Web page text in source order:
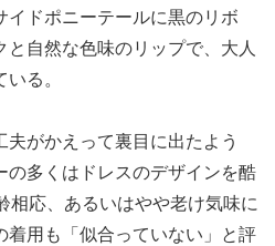
イドポニーテールに黒のリボ
と自然な色味のリップで、大人
る。
夫がかえって裏目に出たよう
の多くはドレスのデザインを酷
相応、あるいはやや老け気味に
着用も「似合っていない」と評